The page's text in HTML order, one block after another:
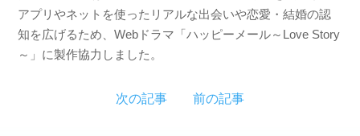
アプリやネットを使ったリアルな出会いや恋愛・結婚の認
知を広げるため、Webドラマ「ハッピーメール～Love Story
～」に製作協力しました。
次の記事 前の記事